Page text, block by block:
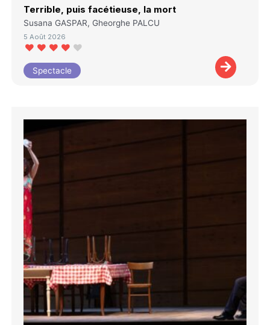
Terrible, puis facétieuse, la mort
Susana GASPAR, Gheorghe PALCU
5 Août 2026
Spectacle